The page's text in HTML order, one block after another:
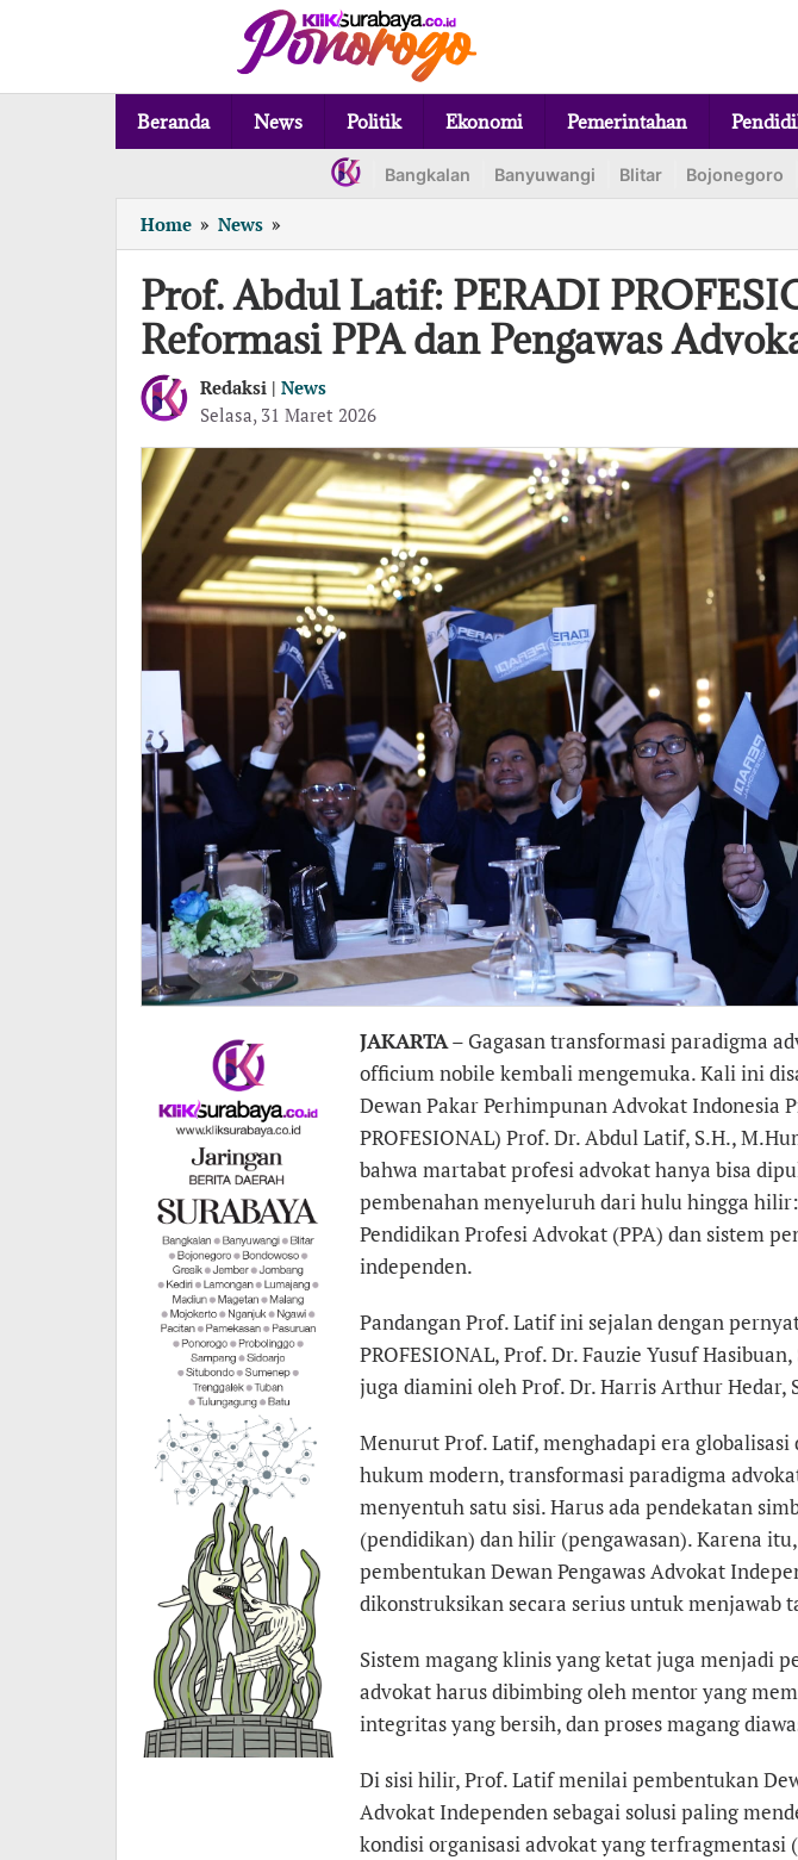
Beranda News Politik Ekonomi Pemerintahan
Bangkalan Banyuwangi Blitar Bojonegoro
Home » News »
Abdul
Latif:
PERADI
PROFESIONAL
Dorong
Reformasi
PPA
Pengawas
Advokat
Independen
Prof. Abdul Latif: PERADI
Reformasi PPA dan Pengawas
Redaksi | News
Selasa, 31 Maret 2026
JAKARTA– Gagasan transformasi paradigma
officium nobile kembali mengemuka. Kali ini
Dewan Pakar Perhimpunan Advokat Indonesia
PROFESIONAL) Prof. Dr. Abdul Latif, S.H.,
bahwa martabat profesi advokat hanya bisa
pembenahan menyeluruh dari hulu hingga
Pendidikan Profesi Advokat (PPA) dan sistem
independen.
Pandangan Prof. Latif ini sejalan dengan
PROFESIONAL, Prof. Dr. Fauzie Yusuf
juga diamini oleh Prof. Dr. Harris Arthur Hedar,
Menurut Prof. Latif, menghadapi era globalisasi
hukum modern, transformasi paradigma
menyentuh satu sisi. Harus ada pendekatan
(pendidikan) dan hilir (pengawasan). Karena
pembentukan Dewan Pengawas Advokat
dikonstruksikan secara serius untuk menjawab
Sistem magang klinis yang ketat juga menjadi
advokat harus dibimbing oleh mentor yang
integritas yang bersih, dan proses magang
Di sisi hilir, Prof. Latif menilai pembentukan
Advokat Independen sebagai solusi paling
kondisi organisasi advokat yang terfragmentasi